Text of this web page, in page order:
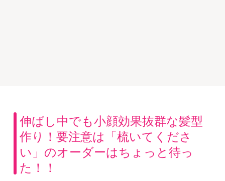
伸ばし中でも小顔効果抜群な髪型
作り！要注意は「梳いてくださ
い」のオーダーはちょっと待っ
た！！